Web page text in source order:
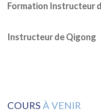
Formation Instructeur
Instructeur de Qigong
COURS À VENIR